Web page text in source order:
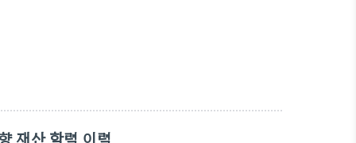
재산 학력 이력